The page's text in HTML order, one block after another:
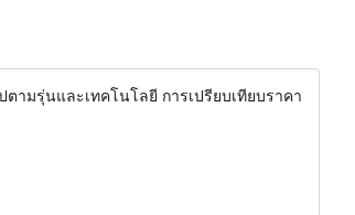
ามรุ่นและเทคโนโลยี การเปรียบเทียบราคา